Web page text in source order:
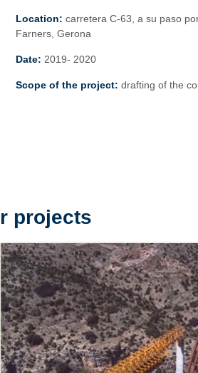
Location: carretera C-63, a su paso
Farners, Gerona
Date: 2019- 2020
Scope of the project: drafting of the
projects